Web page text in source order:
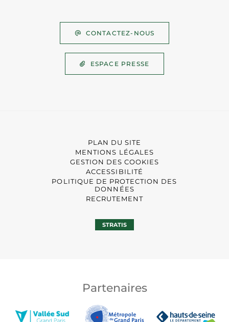
CONTACTEZ-NOUS
ESPACE PRESSE
PLAN DU SITE
MENTIONS LÉGALES
GESTION DES COOKIES
ACCESSIBILITÉ
POLITIQUE DE PROTECTION DES
DONNÉES
RECRUTEMENT
STRATIS
Partenaires